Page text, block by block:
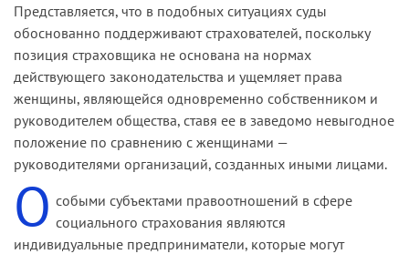
Представляется, что в подобных ситуациях суды
обоснованно поддерживают страхователей, поскольку
позиция страховщика не основана на нормах
действующего законодательства и ущемляет права
женщины, являющейся одновременно собственником и
руководителем общества, ставя ее в заведомо невыгодное
положение по сравнению с женщинами —
руководителями организаций, созданных иными лицами.
О собыми субъектами правоотношений в сфере
социального страхования являются
индивидуальные предприниматели, которые могут